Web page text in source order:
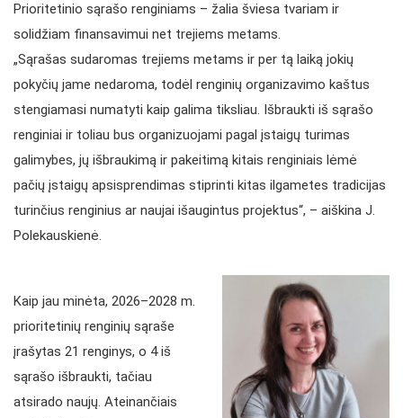
Prioritetinio sąrašo renginiams – žalia šviesa tvariam ir
solidžiam finansavimui net trejiems metams.
„Sąrašas sudaromas trejiems metams ir per tą laiką jokių
pokyčių jame nedaroma, todėl renginių organizavimo kaštus
stengiamasi numatyti kaip galima tiksliau. Išbraukti iš sąrašo
renginiai ir toliau bus organizuojami pagal įstaigų turimas
galimybes, jų išbraukimą ir pakeitimą kitais renginiais lėmė
pačių įstaigų apsisprendimas stiprinti kitas ilgametes tradicijas
turinčius renginius ar naujai išaugintus projektus“, – aiškina J.
Polekauskienė.
Kaip jau minėta, 2026–2028 m.
prioritetinių renginių sąraše
įrašytas 21 renginys, o 4 iš
sąrašo išbraukti, tačiau
atsirado naujų. Ateinančiais